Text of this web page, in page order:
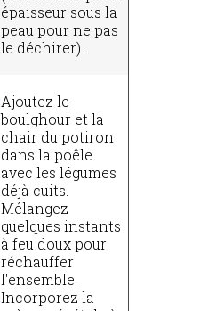
épaisseur sous la
peau pour ne pas
le déchirer).
Ajoutez le
boulghour et la
chair du potiron
dans la poêle
avec les légumes
déjà cuits.
Mélangez
quelques instants
à feu doux pour
réchauffer
l'ensemble.
Incorporez la